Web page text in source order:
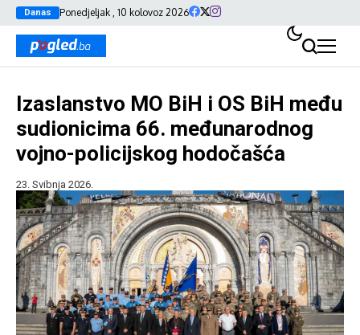
Danas Ponedjeljak , 10 kolovoz 2026
Izaslanstvo MO BiH i OS BiH među
sudionicima 66. međunarodnog
vojno-policijskog hodočašća
23. Svibnja 2026.